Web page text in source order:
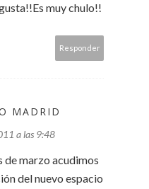
muy chulo!!
Responder
MADRID
a las 9:48
de marzo acudimos
del nuevo espacio